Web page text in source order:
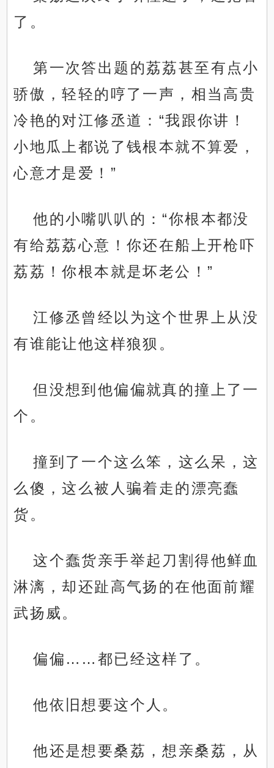
了。
第一次答出题的荔荔甚至有点小
骄傲，轻轻的哼了一声，相当高贵
冷艳的对江修丞道：“我跟你讲！
小地瓜上都说了钱根本就不算爱，
心意才是爱！”
他的小嘴叭叭的：“你根本都没
有给荔荔心意！你还在船上开枪吓
荔荔！你根本就是坏老公！”
江修丞曾经以为这个世界上从没
有谁能让他这样狼狈。
但没想到他偏偏就真的撞上了一
个。
撞到了一个这么笨，这么呆，这
么傻，这么被人骗着走的漂亮蠢
货。
这个蠢货亲手举起刀割得他鲜血
淋漓，却还趾高气扬的在他面前耀
武扬威。
偏偏……都已经这样了。
他依旧想要这个人。
他还是想要桑荔，想亲桑荔，从